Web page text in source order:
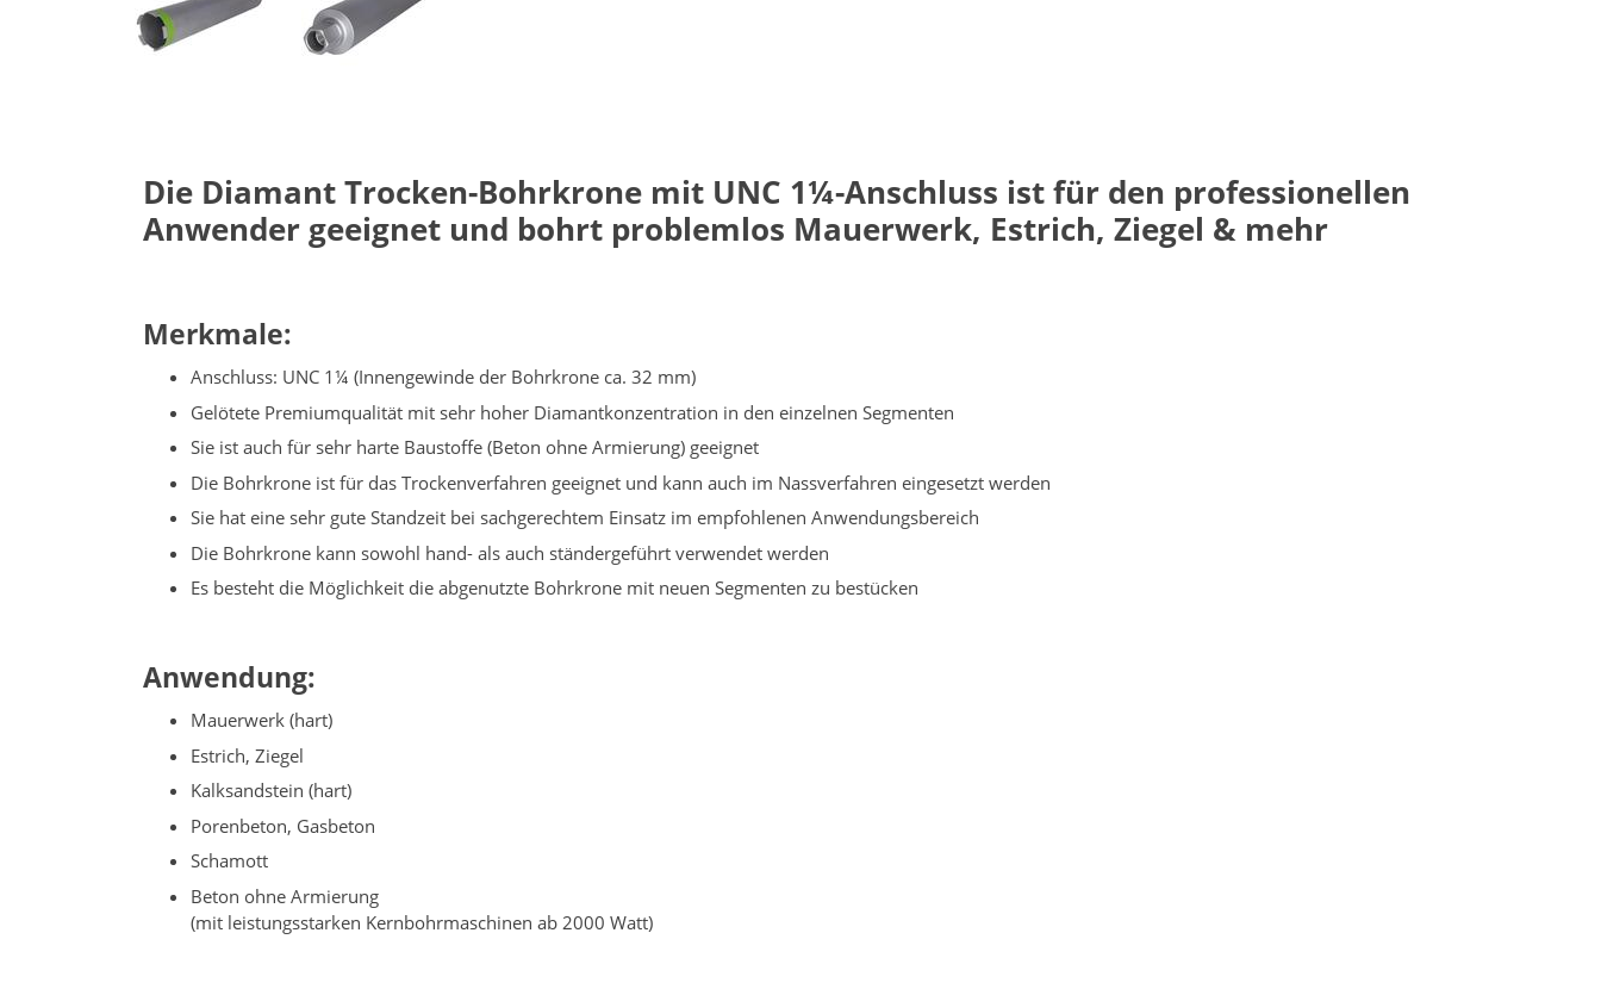
Die Diamant Trocken-Bohrkrone mit UNC 1¼-Anschluss ist für den professionellen
Anwender geeignet und bohrt problemlos Mauerwerk, Estrich, Ziegel & mehr
Merkmale:
Anschluss: UNC 1¼ (Innengewinde der Bohrkrone ca. 32 mm)
Gelötete Premiumqualität mit sehr hoher Diamantkonzentration in den einzelnen Segmenten
Sie ist auch für sehr harte Baustoffe (Beton ohne Armierung) geeignet
Die Bohrkrone ist für das Trockenverfahren geeignet und kann auch im Nassverfahren eingesetzt werden
Sie hat eine sehr gute Standzeit bei sachgerechtem Einsatz im empfohlenen Anwendungsbereich
Die Bohrkrone kann sowohl hand- als auch ständergeführt verwendet werden
Es besteht die Möglichkeit die abgenutzte Bohrkrone mit neuen Segmenten zu bestücken
Anwendung:
Mauerwerk (hart)
Estrich, Ziegel
Kalksandstein (hart)
Porenbeton, Gasbeton
Schamott
Beton ohne Armierung
(mit leistungsstarken Kernbohrmaschinen ab 2000 Watt)